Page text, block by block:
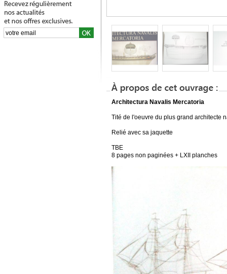
Architectura Navalis Mercatoria
Tité de l'oeuvre du plus grand architecte
Relié avec sa jaquette
TBE
8 pages non paginées + LXII planches